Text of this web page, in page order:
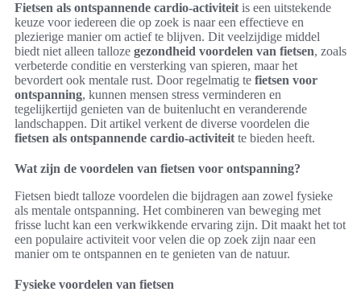
Fietsen als ontspannende cardio-activiteit is een uitstekende
keuze voor iedereen die op zoek is naar een effectieve en
plezierige manier om actief te blijven. Dit veelzijdige middel
biedt niet alleen talloze gezondheid voordelen van fietsen, zoals
verbeterde conditie en versterking van spieren, maar het
bevordert ook mentale rust. Door regelmatig te fietsen voor
ontspanning, kunnen mensen stress verminderen en
tegelijkertijd genieten van de buitenlucht en veranderende
landschappen. Dit artikel verkent de diverse voordelen die
fietsen als ontspannende cardio-activiteit te bieden heeft.
Wat zijn de voordelen van fietsen voor ontspanning?
Fietsen biedt talloze voordelen die bijdragen aan zowel fysieke
als mentale ontspanning. Het combineren van beweging met
frisse lucht kan een verkwikkende ervaring zijn. Dit maakt het tot
een populaire activiteit voor velen die op zoek zijn naar een
manier om te ontspannen en te genieten van de natuur.
Fysieke voordelen van fietsen